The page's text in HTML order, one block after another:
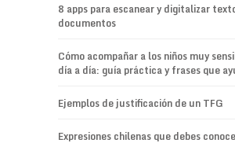
8 apps para escanear y digitalizar
documentos
Cómo acompañar a los niños muy
día a día: guía práctica y frases que
Ejemplos de justificación de un TFG
Expresiones chilenas que debes